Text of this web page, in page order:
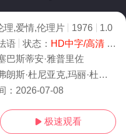
理,爱情,伦理片 1976
1.0
语 状态： HD中字/高清- 免费在线观看
巴斯蒂安·雅普里佐
斯·杜尼亚克,玛丽·杜布瓦,让·加旺,OlivierJallageas,PascaleRoberts,贝
： 2026-07-08
 极速观看